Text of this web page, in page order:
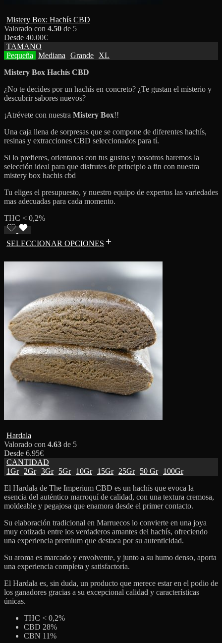
Mistery Box: Hachís CBD
Valorado con 4.50 de 5
Desde 40.00€
TAMANO
Pequeña
Mediana Grande
XL
Mistery Box Hachís CBD
¿No te decides por un hachís en concreto? ¿Te gustan el misterio y
descubrir sabores nuevos?
¡Atrévete con nuestra Mistery Box!!
Una caja llena de sorpresas que se compone de diferentes hachís,
resinas y extracciones CBD seleccionados para tí.
Si lo prefieres, orientanos con tus gustos y nosotros haremos la
selección ideal para que disfrutes de principio a fin con nuestra
mistery box hachis cbd
Tu eliges el presupuesto, y nuestro equipo de expertos las variedades
mas adecuadas para cada momento.
THC < 0,2%
SELECCIONAR OPCIONES
Hardala
Valorado con 4.63 de 5
Desde 6.95€
CANTIDAD
1Gr
2Gr 3Gr 5Gr 10Gr 15Gr 25Gr 50 Gr
100Gr
El Hardala de The Imperium CBD es un hachís que evoca la
esencia del auténtico marroquí de calidad, con una textura cremosa,
moldeable y pegajosa que enamora desde el primer contacto.
Su elaboración tradicional en Marruecos lo convierte en una joya
muy cotizada entre los verdaderos amantes del hachís, ofreciendo
una experiencia premium que destaca por su autenticidad.
Su aroma es marcado y envolvente, y junto a su humo denso, aporta
una experiencia completa y satisfactoria.
El Hardala es, sin duda, un producto que merece estar en el podio de
los ganadores gracias a su excepcional calidad y características
únicas.
THC < 0,2%
CBD 28%
CBN 11%